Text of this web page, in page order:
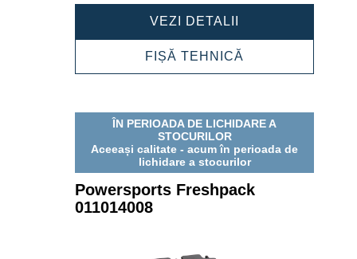
VEZI DETALII
008011004
FIȘĂ TEHNICĂ
ÎN PERIOADA DE LICHIDARE A
STOCURILOR
Aceeași calitate - acum în perioada de
lichidare a stocurilor
Powersports Freshpack
011014008